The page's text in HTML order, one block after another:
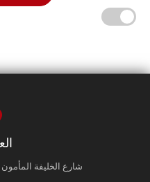
شارع الخليفة المأمون